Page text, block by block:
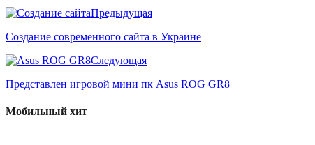
Предыдущая
Создание современного сайта в Украине
Следующая
Представлен игровой мини пк Asus ROG GR8
Мобильный хит